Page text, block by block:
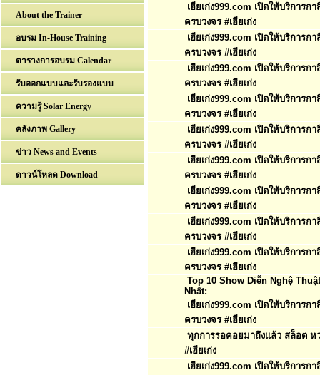
About the Trainer
อบรม In-House Training
ตารางการอบรม Calendar
รับออกแบบและรับรองแบบ
ความรู้ Solar Energy
คลังภาพ Gallery
ข่าว News and Events
ดาวน์โหลด Download
เฮียเก่ง999.com เปิดให้บริการก
ครบวงจร #เฮียเก่ง
เฮียเก่ง999.com เปิดให้บริการก
ครบวงจร #เฮียเก่ง
เฮียเก่ง999.com เปิดให้บริการก
ครบวงจร #เฮียเก่ง
เฮียเก่ง999.com เปิดให้บริการก
ครบวงจร #เฮียเก่ง
เฮียเก่ง999.com เปิดให้บริการก
ครบวงจร #เฮียเก่ง
เฮียเก่ง999.com เปิดให้บริการก
ครบวงจร #เฮียเก่ง
เฮียเก่ง999.com เปิดให้บริการก
ครบวงจร #เฮียเก่ง
เฮียเก่ง999.com เปิดให้บริการก
ครบวงจร #เฮียเก่ง
เฮียเก่ง999.com เปิดให้บริการก
ครบวงจร #เฮียเก่ง
Top 10 Show Diễn Nghệ
Nhất:
เฮียเก่ง999.com เปิดให้บริการก
ครบวงจร #เฮียเก่ง
ทุกการรอคอยมาถึงแล้ว สล็อต ห
#เฮียเก่ง
เฮียเก่ง999.com เปิดให้บริการก